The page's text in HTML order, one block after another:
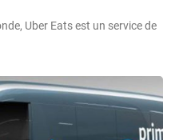
Uber Eats est un service de